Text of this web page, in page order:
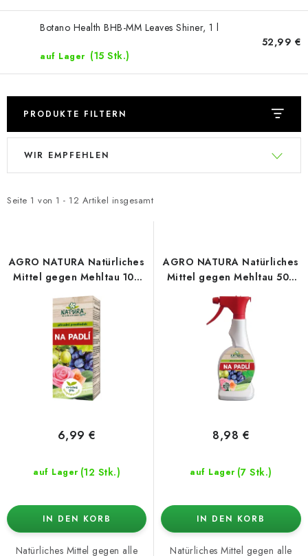
Botano Health BHB-MM Leaves Shiner, 1 l
auf Lager (15 Stk.)
52,99 €
PRODUKTE FILTERN
L
t
e
r
Seite 1 von 1 - 12 Artikel insgesamt
P
d
t
s
WIR EMPFEHLEN
AGRO NATURA Natürliches
Mittel gegen Mehltau 100
ml, Konzentrat
auf Lager (12 Stk.)
6,99 €
IN DEN KORB
Natürliches Mittel gegen alle
AGRO NATURA Natürliches
Mittel gegen Mehltau 500
ml, RTD-Sprüher
auf Lager (7 Stk.)
8,98 €
IN DEN KORB
Natürliches Mittel gegen alle